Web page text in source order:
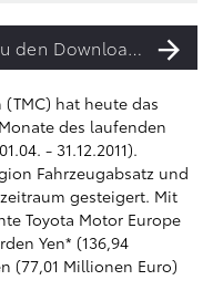
Zu den Downloads
hat heute das
des laufenden
- 31.12.2011).
Fahrzeugabsatz und
gesteigert. Mit
Toyota Motor Europe
Yen* (136,94
(77,01 Millionen Euro)